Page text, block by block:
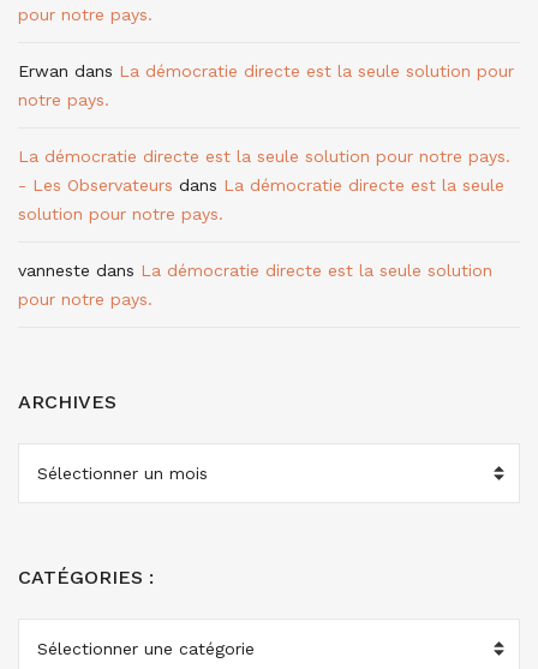
pour notre pays.
Erwan dans La démocratie directe est la seule solution pour
notre pays.
La démocratie directe est la seule solution pour notre pays.
- Les Observateurs dans La démocratie directe est la seule
solution pour notre pays.
vanneste dans La démocratie directe est la seule solution
pour notre pays.
ARCHIVES
ARCHIVES
CATÉGORIES :
CATÉGORIES